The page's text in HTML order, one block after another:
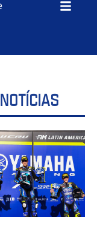
NOTÍCIAS